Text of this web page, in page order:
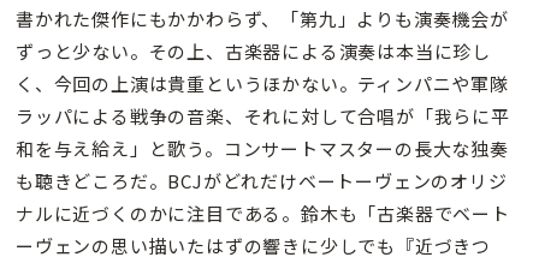
書かれた傑作にもかかわらず、「第九」よりも演奏機会が
ずっと少ない。その上、古楽器による演奏は本当に珍し
く、今回の上演は貴重というほかない。ティンパニや軍隊
ラッパによる戦争の音楽、それに対して合唱が「我らに平
和を与え給え」と歌う。コンサートマスターの長大な独奏
も聴きどころだ。BCJがどれだけベートーヴェンのオリジ
ナルに近づくのかに注目である。鈴木も「古楽器でベート
ーヴェンの思い描いたはずの響きに少しでも『近づきつ